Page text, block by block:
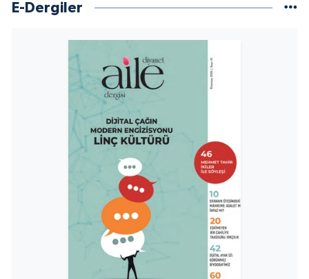
E-Dergiler
Siirt Müftülüğü
Sivas Müftülüğü
Şanlıurfa Müftülüğü
Şırnak Müftülüğü
Tekirdağ Müftülüğü
Tokat Müftülüğü
Trabzon Müftülüğü